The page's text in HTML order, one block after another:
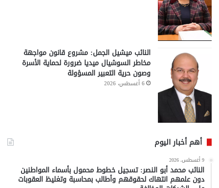
النائب ميشيل الجمل: مشروع قانون مواجهة
مخاطر السوشيال ميديا ضرورة لحماية الأسرة
وصون حرية التعبير المسؤولة
6 أغسطس، 2026
أهم أخبار اليوم
9 أغسطس، 2026
النائب محمد أبو النصر: تسجيل خطوط محمول بأسماء المواطنين
دون علمهم انتهاك لحقوقهم وأطالب بمحاسبة وتغليظ العقوبات